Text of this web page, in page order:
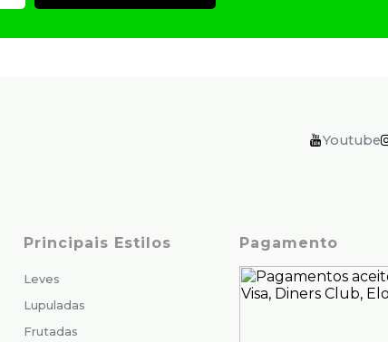
Youtube
Principais Estilos
Leves
Lupuladas
Frutadas
Pagamento